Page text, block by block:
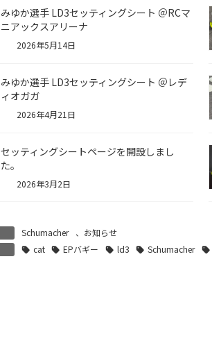
みゆか選手 LD3セッティングシート ＠RCマ
ニアックスアリーナ
2026年5月14日
みゆか選手 LD3セッティングシート ＠レデ
ィオガガ
2026年4月21日
セッティングシートページを開設しまし
た。
2026年3月2日
Schumacher 、 お知らせ
cat EPバギー ld3 Schumacher